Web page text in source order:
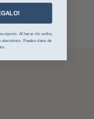
Al hacer clic arriba,
Puedes darte de